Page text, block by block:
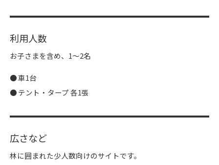
利用人数
お子さまを含め、1～2名
車1台
テント・タープ 各1張
広さなど
林に囲まれた少人数向けのサイトです。